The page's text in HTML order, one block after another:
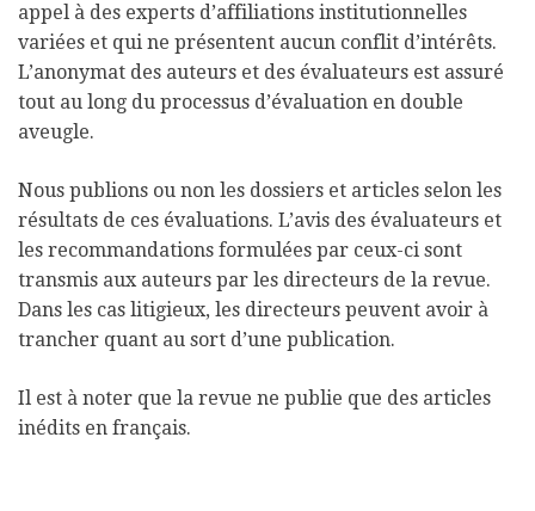
appel à des experts d’affiliations institutionnelles
variées et qui ne présentent aucun conflit d’intérêts.
L’anonymat des auteurs et des évaluateurs est assuré
tout au long du processus d’évaluation en double
aveugle.
Nous publions ou non les dossiers et articles selon les
résultats de ces évaluations. L’avis des évaluateurs et
les recommandations formulées par ceux-ci sont
transmis aux auteurs par les directeurs de la revue.
Dans les cas litigieux, les directeurs peuvent avoir à
trancher quant au sort d’une publication.
Il est à noter que la revue ne publie que des articles
inédits en français.